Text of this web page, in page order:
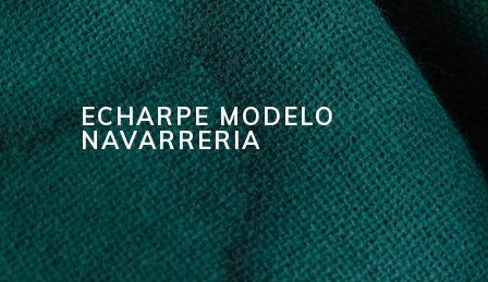
ECHARPE MODELO
NAVARRERIA